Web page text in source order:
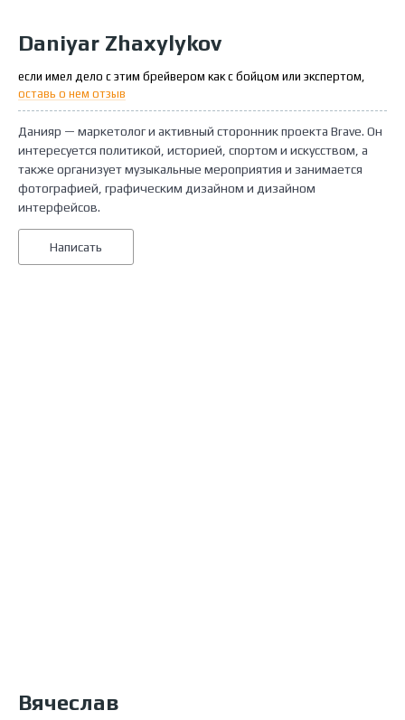
Daniyar Zhaxylykov
если имел дело с этим брейвером как с бойцом или экспертом,
оставь о нем отзыв
Данияр — маркетолог и активный сторонник проекта Brave. Он
интересуется политикой, историей, спортом и искусством, а
также организует музыкальные мероприятия и занимается
фотографией, графическим дизайном и дизайном
интерфейсов.
Написать
Вячеслав